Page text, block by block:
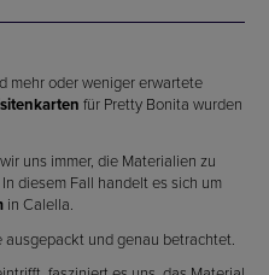
mehr oder weniger erwartete
für Pretty Bonita wurden
uns immer, die Materialien zu
diesem Fall handelt es sich um
in Calella.
und genau betrachtet.